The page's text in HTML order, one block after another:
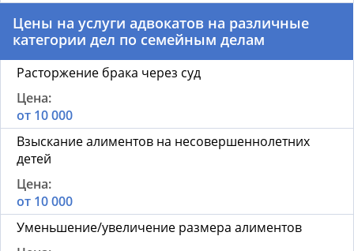
Цены на услуги адвокатов на различные
категории дел по семейным делам
Расторжение брака через суд
от 10 000
Взыскание алиментов на несовершеннолетних
детей
от 10 000
Уменьшение/увеличение размера алиментов